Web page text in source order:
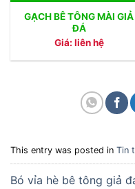
GẠCH BÊ TÔNG MÀI GIẢ
ĐÁ
Giá: liên hệ
This entry was posted in Tin
Bó vỉa hè bê tông giả